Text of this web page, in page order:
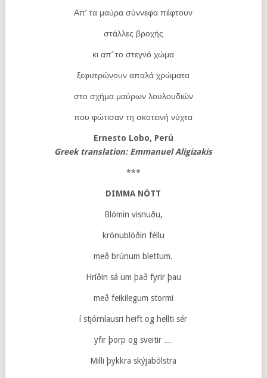
Απ’ τα μαύρα σύννεφα πέφτουν
στάλλες βροχής
κι απ’ το στεγνό χώμα
ξεφυτρώνουν απαλά χρώματα
στο σχήμα μαύρων λουλουδιών
που φώτισαν τη σκοτεινή νύχτα
Ernesto Lobo, Perú
Greek translation: Emmanuel Aligizakis
***
DIMMA NÓTT
Blómin visnuðu,
krónublöðin féllu
með brúnum blettum.
Hríðin sá um það fyrir þau
með feikilegum stormi
í stjórnlausri heift og hellti sér
yfir þorp og sveitir …
Milli þykkra skýjabólstra